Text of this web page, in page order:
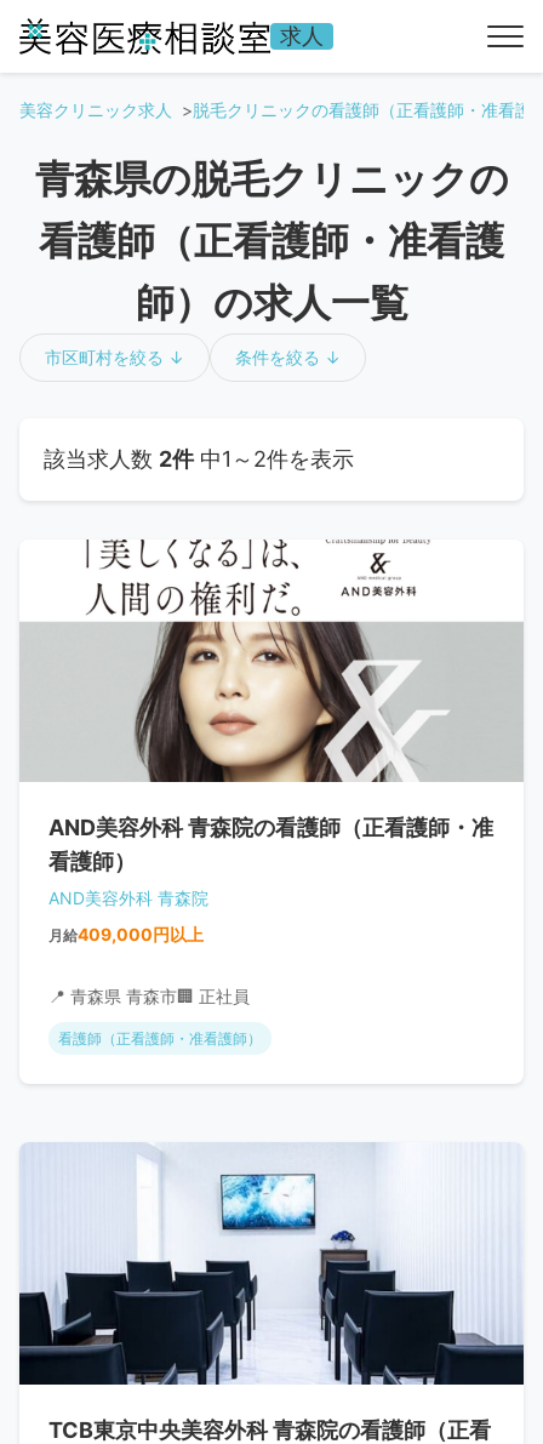
求人
美容クリニック求人 脱毛クリニックの看護師（正看護師・准看護
青森県の脱毛クリニックの
看護師（正看護師・准看護
師）の求人一覧
市区町村を絞る ↓ 条件を絞る ↓
該当求人数 2件中1～2件を表示
AND美容外科 青森院の看護師（正看護師・准
看護師）
AND美容外科 青森院
月給409,000円以上
📍 青森県 青森市🏢 正社員
看護師（正看護師・准看護師）
TCB東京中央美容外科 青森院の看護師（正看